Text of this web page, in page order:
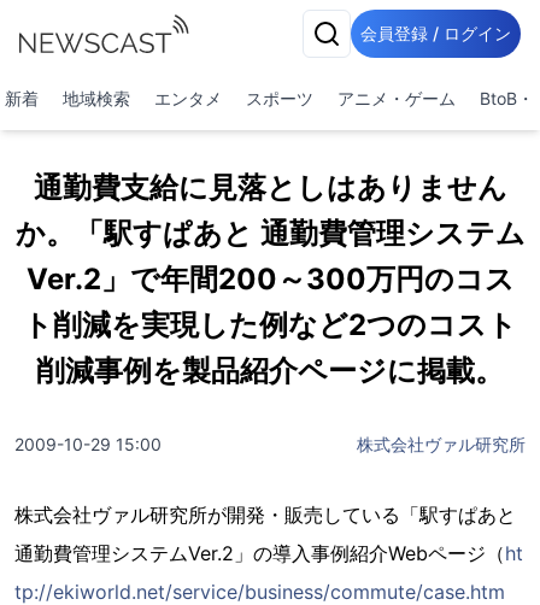
会員登録 / ログイン
新着 地域検索 エンタメ スポーツ アニメ・ゲーム BtoB・
通勤費支給に見落としはありません
か。「駅すぱあと 通勤費管理システム
Ver.2」で年間200～300万円のコス
ト削減を実現した例など2つのコスト
削減事例を製品紹介ページに掲載。
2009-10-29 15:00 株式会社ヴァル研究所
株式会社ヴァル研究所が開発・販売している「駅すぱあと
通勤費管理システムVer.2」の導入事例紹介Webページ（ht
tp://ekiworld.net/service/business/commute/case.htm